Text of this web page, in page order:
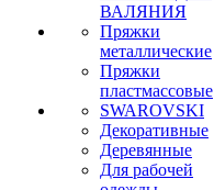
ВАЛЯНИЯ
Пряжки
металлические
Пряжки
пластмассовые
SWAROVSKI
Декоративные
Деревянные
Для рабочей